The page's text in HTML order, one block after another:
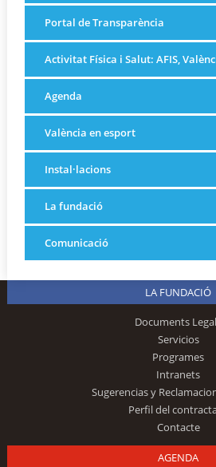
Portal de Transparència
Activitat Física i Salut: AFIS,
Agenda
València en esport
Instal·lacions
La fundació
Comunicació
LA FUNDACIÓ
Documents
Servicios
Programes
Intranets
Sugerencias y
Perfil del
Contacte
AGENDA